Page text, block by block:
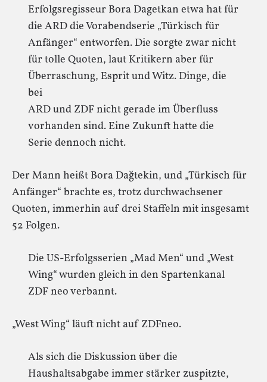
Erfolgsregisseur Bora Dagetkan etwa hat für
die ARD die Vorabendserie „Türkisch für
Anfänger“ entworfen. Die sorgte zwar nicht
für tolle Quoten, laut Kritikern aber für
Überraschung, Esprit und Witz. Dinge, die
bei
ARD und ZDF nicht gerade im Überfluss
vorhanden sind. Eine Zukunft hatte die
Serie dennoch nicht.
Der Mann heißt Bora Dağtekin, und „Türkisch für
Anfänger“ brachte es, trotz durchwachsener
Quoten, immerhin auf drei Staffeln mit insgesamt
52 Folgen.
Die US-Erfolgsserien „Mad Men“ und „West
Wing“ wurden gleich in den Spartenkanal
ZDF neo verbannt.
„West Wing“ läuft nicht auf ZDFneo.
Als sich die Diskussion über die
Haushaltsabgabe immer stärker zuspitzte,